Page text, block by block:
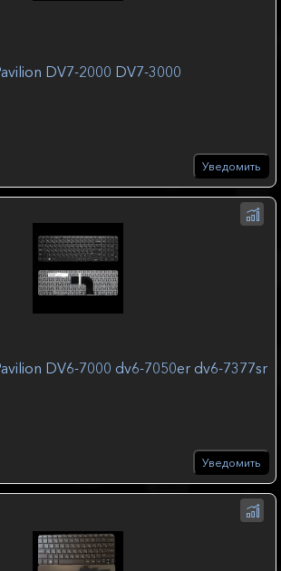
DV7-2000 DV7-3000
Уведомить
DV6-7000 dv6-7050er dv6-7377sr
Уведомить